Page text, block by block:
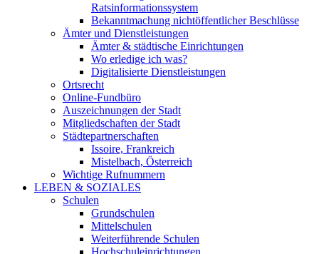
Ratsinformationssystem
Bekanntmachung nichtöffentlicher Beschlüsse
Ämter und Dienstleistungen
Ämter & städtische Einrichtungen
Wo erledige ich was?
Digitalisierte Dienstleistungen
Ortsrecht
Online-Fundbüro
Auszeichnungen der Stadt
Mitgliedschaften der Stadt
Städtepartnerschaften
Issoire, Frankreich
Mistelbach, Österreich
Wichtige Rufnummern
LEBEN & SOZIALES
Schulen
Grundschulen
Mittelschulen
Weiterführende Schulen
Hochschuleinrichtungen